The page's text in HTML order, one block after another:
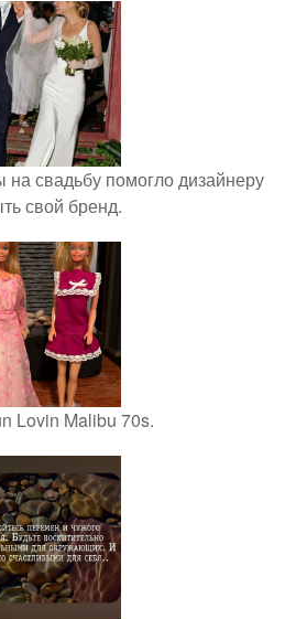
на свадьбу помогло дизайнеру
свой бренд.
Lovin Malibu 70s.